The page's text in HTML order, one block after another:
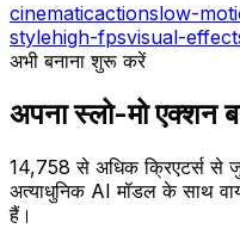
cinematicactionslow-
stylehigh-fpsvisual-
अभी बनाना शुरू करें
अपना स्लो-मो एक्शन
14,758 से अधिक क्रिएटर्स से
अत्याधुनिक AI मॉडल के साथ
हैं।